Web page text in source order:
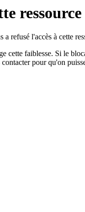
refusé l'accès à cette
cette faiblesse. Si le
pour qu'on